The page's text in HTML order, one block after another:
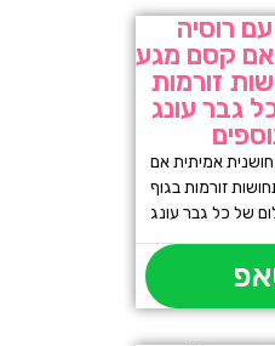
עם רוסיה
אם קסם מגע
זורמות
גבר עונג
חושנית אמיתית אם
זורמות בגוף